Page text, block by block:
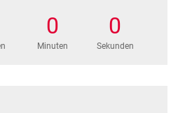
0
Minuten
0
Sekunden